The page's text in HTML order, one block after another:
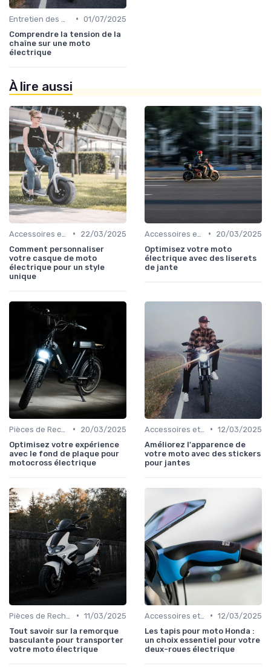
• 01/07/2025
Comprendre la tension de la
chaîne sur une moto
électrique
À lire aussi
•
22/03/2025
Comment personnaliser
votre casque de moto
électrique pour un style
unique
•
20/03/2025
Optimisez votre moto
électrique avec des liserets
de jante
•
20/03/2025
Optimisez votre expérience
avec le fond de plaque pour
motocross électrique
• 12/03/2025
Améliorez l'apparence de
votre moto avec des stickers
pour jantes
• 11/03/2025
Tout savoir sur la remorque
basculante pour transporter
votre moto électrique
• 12/03/2025
Les tapis pour moto Honda :
un choix essentiel pour votre
deux-roues électrique